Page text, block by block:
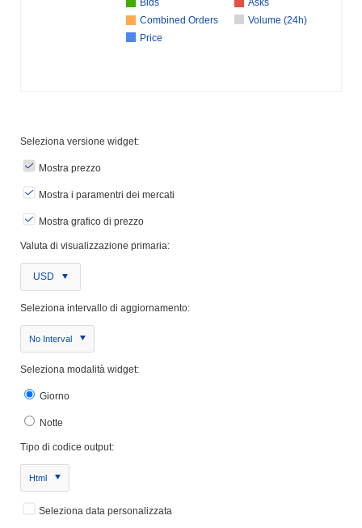
Combined Orders
Volume (24h)
Price
Seleziona versione widget:
Mostra prezzo
Mostra i paramentri dei mercati
Mostra grafico di prezzo
Valuta di visualizzazione primaria:
USD
Seleziona intervallo di aggiornamento:
No Interval
Seleziona modalità widget:
Giorno
Notte
Tipo di codice output:
Html
Seleziona data personalizzata